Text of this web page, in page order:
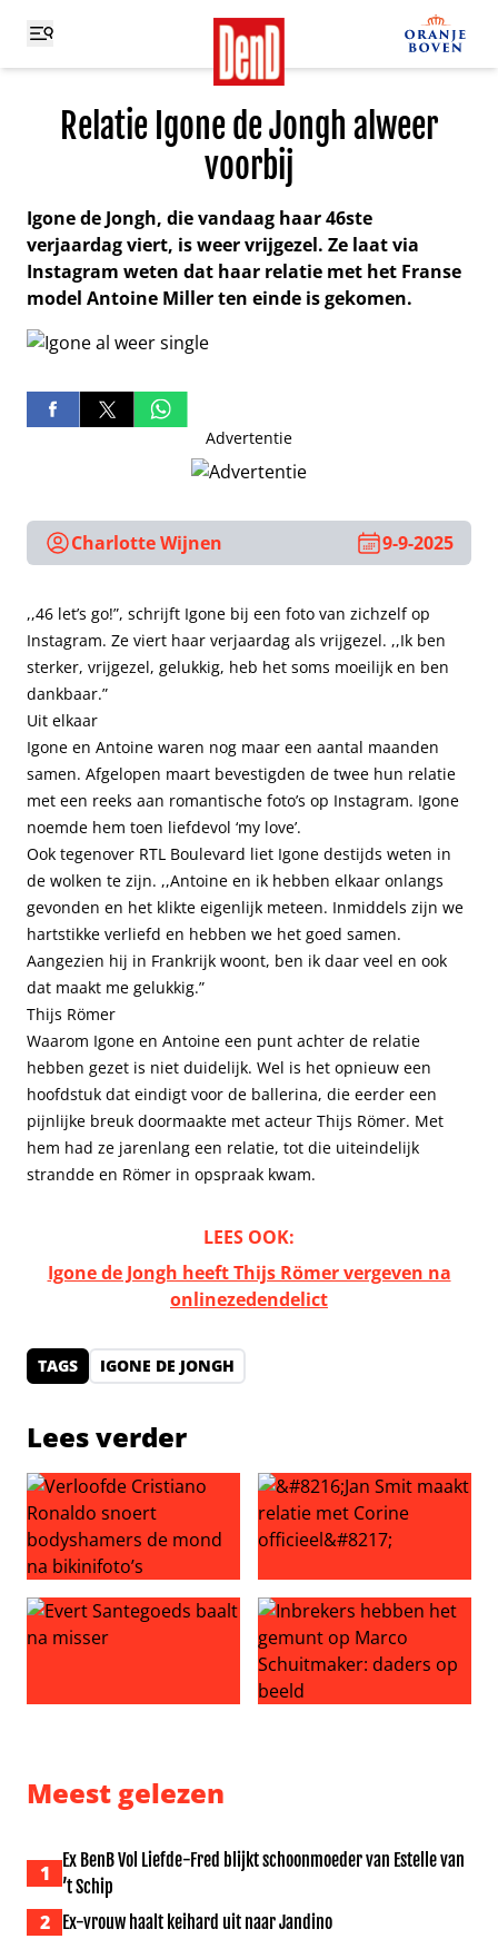
Relatie Igone de Jongh alweer
voorbij
Igone de Jongh, die vandaag haar 46ste
verjaardag viert, is weer vrijgezel. Ze laat via
Instagram weten dat haar relatie met het Franse
model Antoine Miller ten einde is gekomen.
Advertentie
Charlotte Wijnen 9-9-2025
,,46 let’s go!”, schrijft Igone bij een foto van zichzelf op
Instagram. Ze viert haar verjaardag als vrijgezel. ,,Ik ben
sterker, vrijgezel, gelukkig, heb het soms moeilijk en ben
dankbaar.”
Uit elkaar
Igone en Antoine waren nog maar een aantal maanden
samen. Afgelopen maart bevestigden de twee hun relatie
met een reeks aan romantische foto’s op Instagram. Igone
noemde hem toen liefdevol ‘my love’.
Ook tegenover RTL Boulevard liet Igone destijds weten in
de wolken te zijn. ,,Antoine en ik hebben elkaar onlangs
gevonden en het klikte eigenlijk meteen. Inmiddels zijn we
hartstikke verliefd en hebben we het goed samen.
Aangezien hij in Frankrijk woont, ben ik daar veel en ook
dat maakt me gelukkig.”
Thijs Römer
Waarom Igone en Antoine een punt achter de relatie
hebben gezet is niet duidelijk. Wel is het opnieuw een
hoofdstuk dat eindigt voor de ballerina, die eerder een
pijnlijke breuk doormaakte met acteur Thijs Römer. Met
hem had ze jarenlang een relatie, tot die uiteindelijk
strandde en Römer in opspraak kwam.
LEES OOK:
Igone de Jongh heeft Thijs Römer vergeven na
onlinezedendelict
TAGS IGONE DE JONGH
Lees verder
Verloofde Cristiano Ronaldo snoert bodyshamers de
‘Jan Smit maakt relatie met
Meest gelezen
1
Ex BenB Vol Liefde-Fred blijkt schoonmoeder van Estelle van
’t Schip
2 Ex-vrouw haalt keihard uit naar Jandino